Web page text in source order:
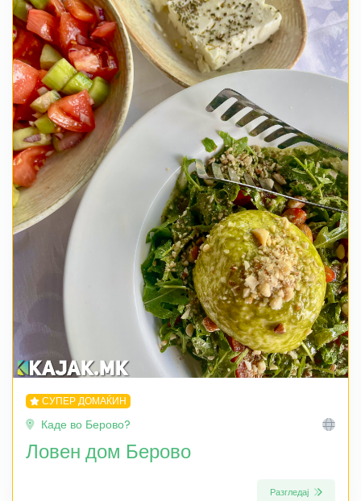
СУПЕР ДОМАЌИН
Каде во Берово?
Ловен дом Берово
Разгледај